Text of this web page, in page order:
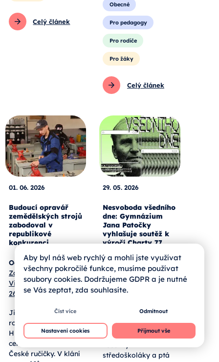
Celý článek
Obecné
Pro pedagogy
Pro rodiče
Pro žáky
Celý článek
01. 06. 2026
Budoucí opravář
zemědělských strojů
zabodoval v
republikové
konkurenci
Od:
Střední škola a
Základní škola,
Vimperk, Nerudova
267
Jihočeský žák třetího
ročníku Matouš
Humpál obstál v
celostátní soutěži
České ručičky. V klání
29. 05. 2026
Nesvoboda všedního
dne: Gymnázium
Jana Patočky
vyhlašuje soutěž k
výročí Charty 77
Charta 77 bude mít
padesát let.
Gymnázium prof.
Jana Patočky k této
celostátní soutěž
Patočkovo
memorandum. Cílí na
středoškoláky a ptá
Aby byl náš web rychlý a mohli jste využívat
všechny pokročilé funkce, musíme používat
soubory cookies. Dodržujeme GDPR a je nutné
se Vás zeptat, zda souhlasíte.
Číst více Odmítnout
Nastavení cookies Přijmout vše